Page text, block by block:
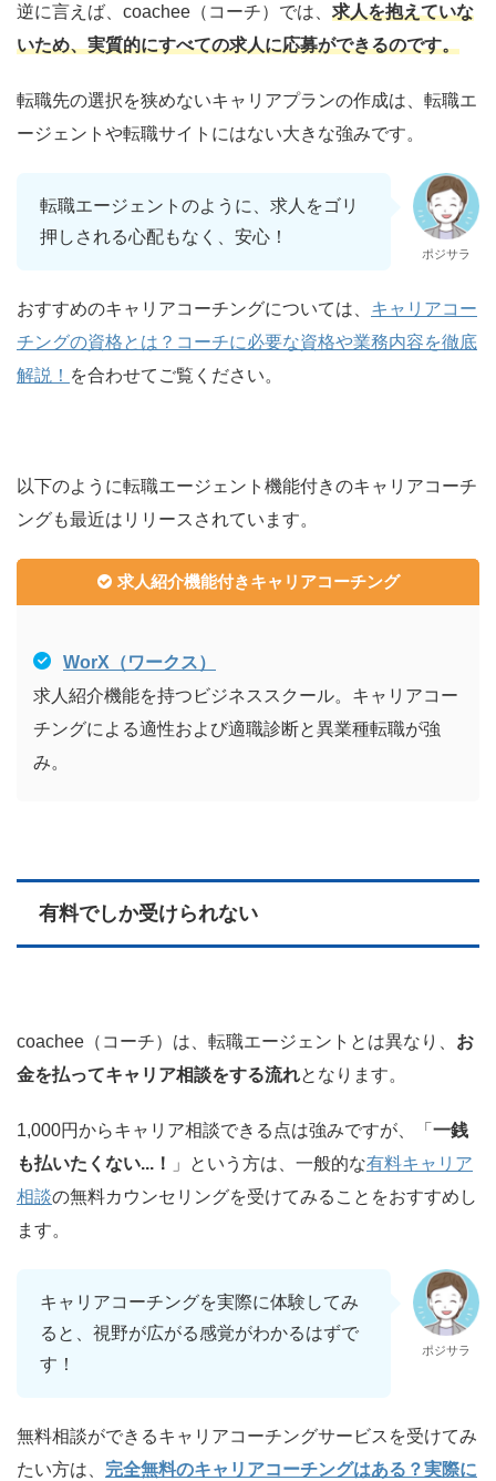
逆に言えば、coachee（コーチ）では、 求人を抱えていな
いため、実質的にすべての求人に応募ができるのです。
転職先の選択を狭めないキャリアプランの作成は、転職エ
ージェントや転職サイトにはない大きな強みです。
転職エージェントのように、求人をゴリ
押しされる心配もなく、安心！
ポジサラ
おすすめのキャリアコーチングについては、 キャリアコー
チングの資格とは？コーチに必要な資格や業務内容を徹底
解説！ を合わせてご覧ください。
以下のように転職エージェント機能付きのキャリアコーチ
ングも最近はリリースされています。
求人紹介機能付きキャリアコーチング
WorX（ワークス）
求人紹介機能を持つビジネススクール。キャリアコー
チングによる適性および適職診断と異業種転職が強
み。
有料でしか受けられない
coachee（コーチ）は、転職エージェントとは異なり、 お
金を払ってキャリア相談をする流れとなります。
1,000円からキャリア相談できる点は強みですが、「 一銭
も払いたくない...！
」という方は、一般的な有料キャリア
相談の無料カウンセリングを受けてみることをおすすめし
ます。
キャリアコーチングを実際に体験してみ
ると、視野が広がる感覚がわかるはずで
す！
ポジサラ
無料相談ができるキャリアコーチングサービスを受けてみ
たい方は、 完全無料のキャリアコーチングはある？実際に